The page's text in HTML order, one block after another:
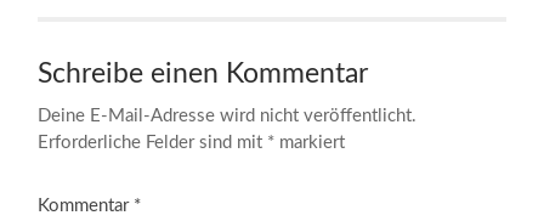
Schreibe einen Kommentar
Deine E-Mail-Adresse wird nicht veröffentlicht.
Erforderliche Felder sind mit * markiert
Kommentar *